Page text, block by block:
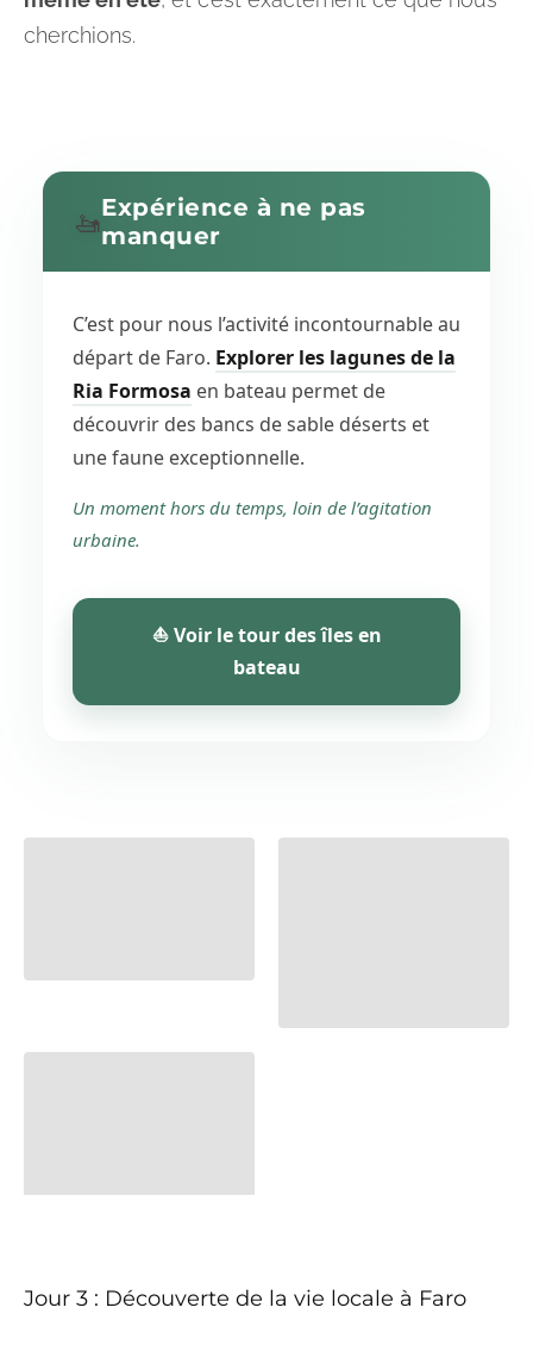
cherchions.
🚤Expérience à ne pas
manquer
C’est pour nous l’activité incontournable au
départ de Faro. Explorer les lagunes de la
Ria Formosa en bateau permet de
découvrir des bancs de sable déserts et
une faune exceptionnelle.
Un moment hors du temps, loin de l’agitation
urbaine.
⛵ Voir le tour des îles en
bateau
Jour 3 : Découverte de la vie locale à Faro